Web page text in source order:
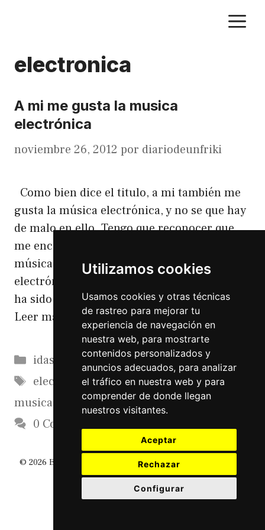
Utilizamos cookies
Usamos cookies y otras técnicas
de rastreo para mejorar tu
experiencia de navegación en
nuestra web, para mostrarte
contenidos personalizados y
anuncios adecuados, para analizar
el tráfico en nuestra web y para
comprender de donde llegan
nuestros visitantes.
Aceptar
Rechazar
Configurar
electronica
A mi me gusta la musica
electrónica
noviembre 26, 2012 por diariodeunfriki
Como bien dice el titulo, a mi también me
gusta la música electrónica, y no se que hay
de malo en ello. Tengo que reconocer que
me encanta todo tipo de genero en la
música, pero mi predilección es la
electrónica, no lo voy a negar. Durante años
ha sido un género perseguido porque …
Leer más
Categorías
idasdeolla,pensamientos
Etiquetas
electronica,eventos ,festivales ,house
musica
politiqueo
0 Comments
© 2026 El Diario De Un Friki • Creado con